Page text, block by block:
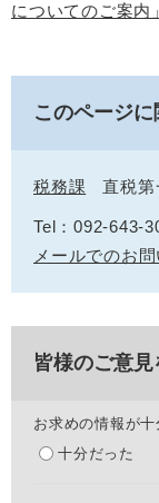
についてのご案内
このページ
税務課 直税第
Tel：092-643-
メールでのお
皆様のご意見
お求めの情報が
十分だった